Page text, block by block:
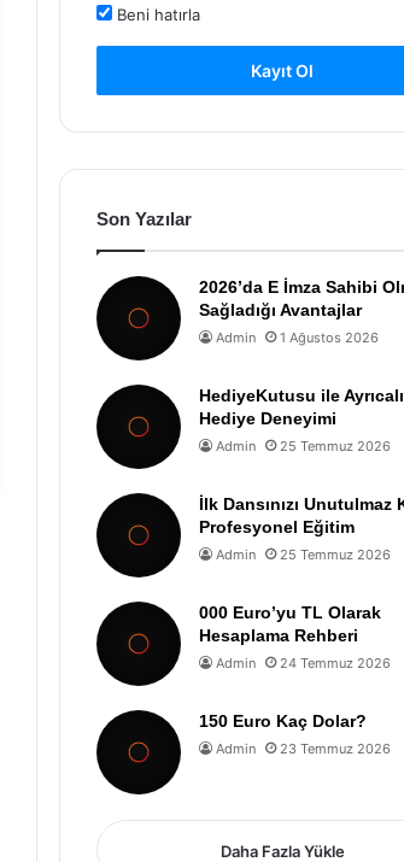
Beni hatırla
Kayıt Ol
Son Yazılar
2026’da E İmza Sahibi
Sağladığı Avantajlar
Admin 1 Ağustos 2026
HediyeKutusu ile
Hediye Deneyimi
Admin 25 Temmuz 2026
İlk Dansınızı Unutulmaz
Profesyonel Eğitim
Admin 25 Temmuz 2026
000 Euro’yu TL Olarak
Hesaplama Rehberi
Admin 24 Temmuz 2026
150 Euro Kaç Dolar?
Admin 23 Temmuz 2026
Daha Fazla Yükle